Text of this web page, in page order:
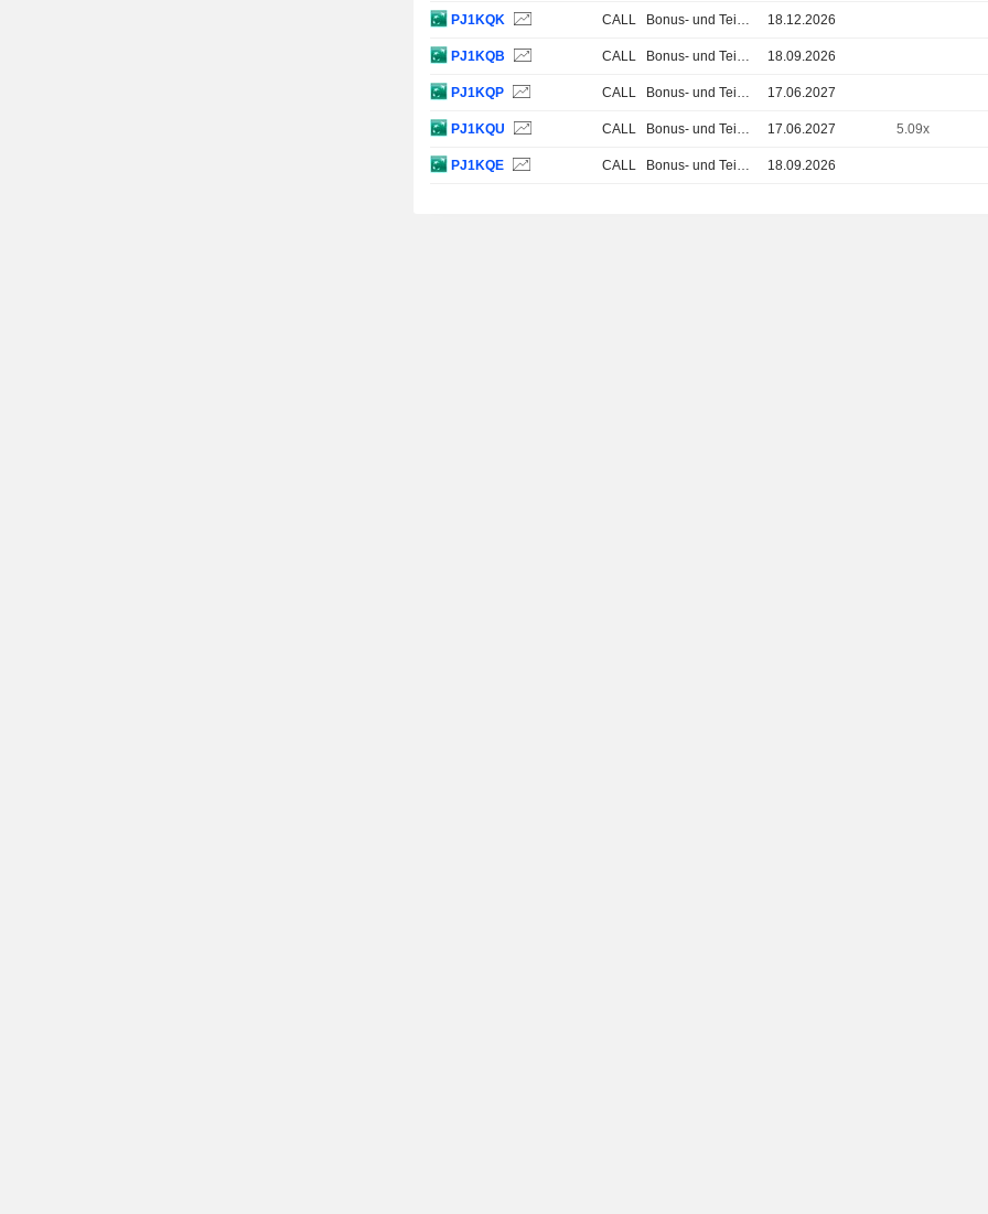
PJ1KQK CALL Bonus- und Teilschutz-Zertifikate 18.12.2026
PJ1KQB CALL Bonus- und Teilschutz-Zertifikate 18.09.2026
PJ1KQP CALL Bonus- und Teilschutz-Zertifikate 17.06.2027
PJ1KQU CALL Bonus- und Teilschutz-Zertifikate 17.06.2027 5.09x
PJ1KQE CALL Bonus- und Teilschutz-Zertifikate 18.09.2026